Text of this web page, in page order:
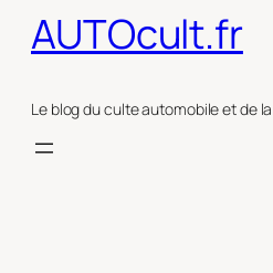
AUTOcult.fr
Le blog du culte automobile et de